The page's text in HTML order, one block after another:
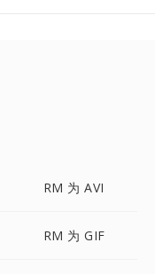
RM 为 AVI
RM 为 GIF